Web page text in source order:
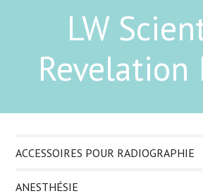
LW
Revelation
ACCESSOIRES POUR RADIOGRAPHIE
ANESTHÉSIE